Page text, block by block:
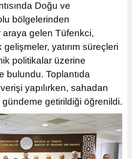
Doğu ve
bölgelerinden
araya gelen Tüfenkci,
yatırım süreçleri
politikalar üzerine
bulundu. Toplantıda
yapılırken, sahadan
getirildiği öğrenildi.